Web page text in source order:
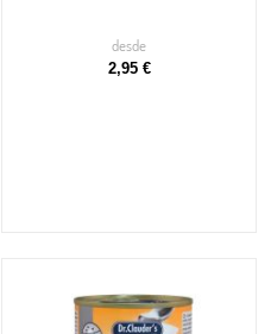
desde
2,95 €